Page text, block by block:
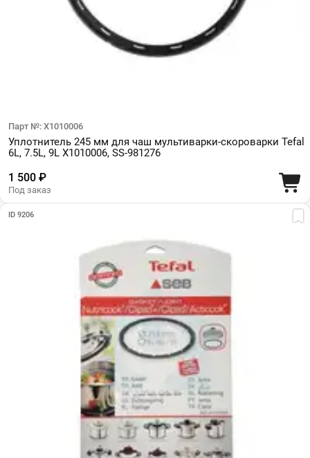
Парт №: X1010006
Уплотнитель 245 мм для чаш мультиварки-скороварки Tefal
6L, 7.5L, 9L X1010006, SS-981276
1 500 ₽
Под заказ
ID 9206